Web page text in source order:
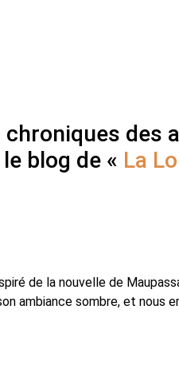
chroniques des
blog de « La
de la nouvelle de
ambiance sombre, et nous